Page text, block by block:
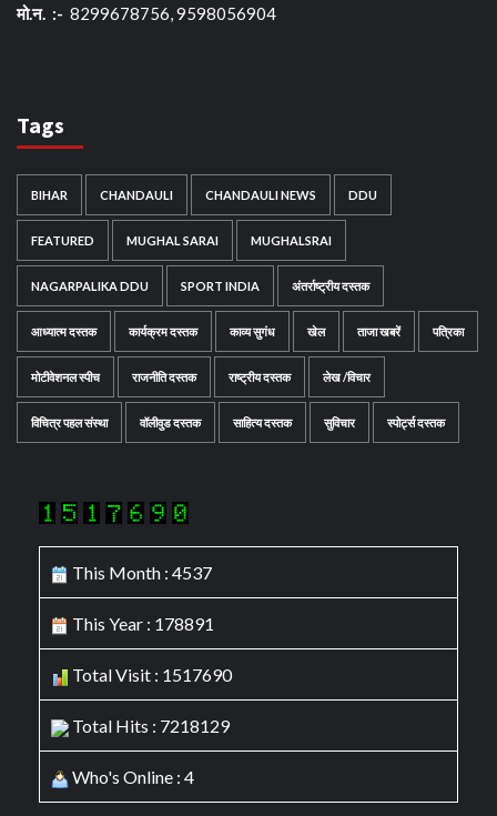
मो.न. :- 8299678756, 9598056904
Tags
BIHAR CHANDAULI CHANDAULI NEWS DDU
FEATURED MUGHAL SARAI MUGHALSRAI
NAGARPALIKA DDU SPORT INDIA अंतर्राष्ट्रीय दस्तक
आध्यात्म दस्तक कार्यक्रम दस्तक काव्य सुगंध खेल ताजा खबरें पत्रिका
मोटीवेशनल स्पीच राजनीति दस्तक राष्ट्रीय दस्तक लेख /विचार
विचित्र पहल संस्था वॉलीवुड दस्तक साहित्य दस्तक सुविचार स्पोर्ट्स दस्तक
This Month : 4537
This Year : 178891
Total Visit : 1517690
Total Hits : 7218129
Who's Online : 4